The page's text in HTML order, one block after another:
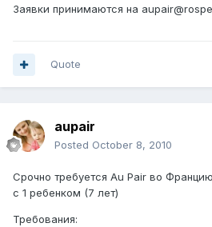
Заявки принимаются на
Quote
aupair
Posted October 8, 2010
Срочно требуется Au Pair во
с 1 ребенком (7 лет)
Требования: